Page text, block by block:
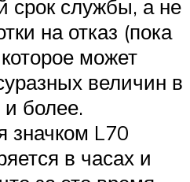
срок службы, а не
на отказ (пока
может
величин в
более.
значком L70
в часах и